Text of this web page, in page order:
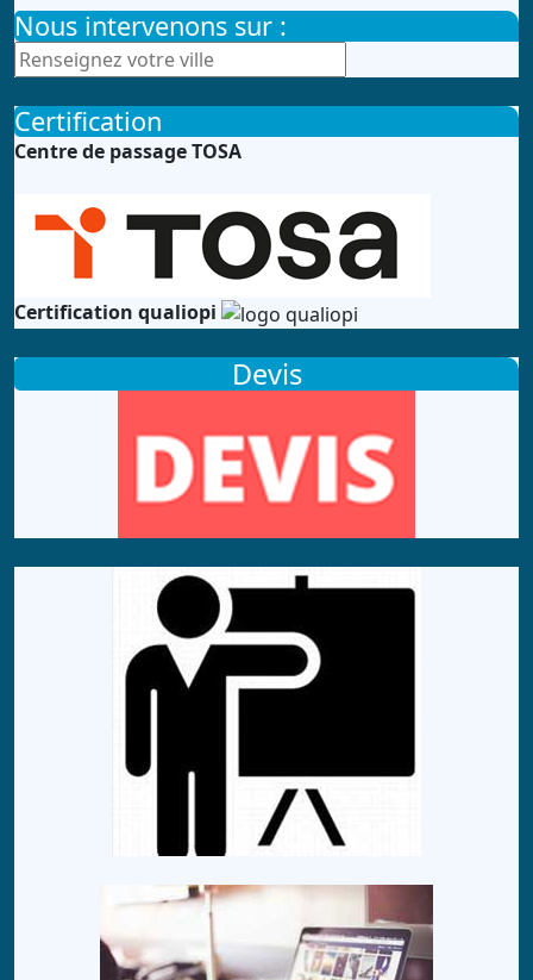
Nous intervenons sur :
Certification
Centre de passage TOSA
Certification qualiopi
Devis